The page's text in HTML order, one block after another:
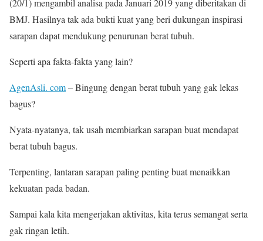
BMJ. Hasilnya tak ada bukti kuat yang beri dukungan inspirasi
sarapan dapat mendukung penurunan berat tubuh.
Seperti apa fakta-fakta yang lain?
AgenAsli. com– Bingung dengan berat tubuh yang gak lekas
bagus?
Nyata-nyatanya, tak usah membiarkan sarapan buat mendapat
berat tubuh bagus.
Terpenting, lantaran sarapan paling penting buat menaikkan
kekuatan pada badan.
Sampai kala kita mengerjakan aktivitas, kita terus semangat serta
gak ringan letih.